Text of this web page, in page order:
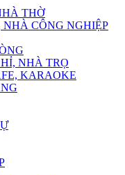
THỜ
CÔNG NGHIỆP
NHÀ TRỌ
KARAOKE